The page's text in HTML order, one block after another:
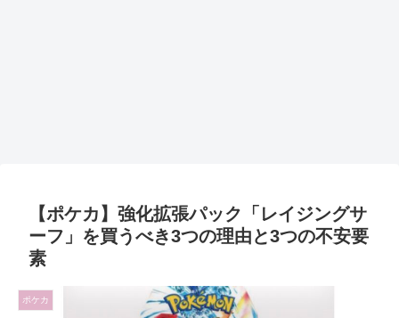
【ポケカ】強化拡張パック「レイジングサ
ーフ」を買うべき3つの理由と3つの不安要
素
ポケカ